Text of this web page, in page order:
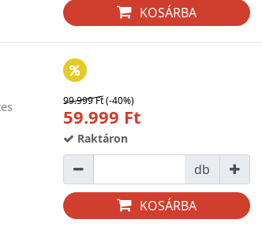
KOSÁRBA
99.999 Ft(-40%)
59.999 Ft
Raktáron
db
KOSÁRBA